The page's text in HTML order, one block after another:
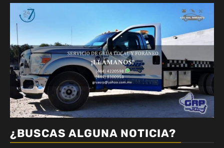
¿BUSCAS ALGUNA NOTICIA?